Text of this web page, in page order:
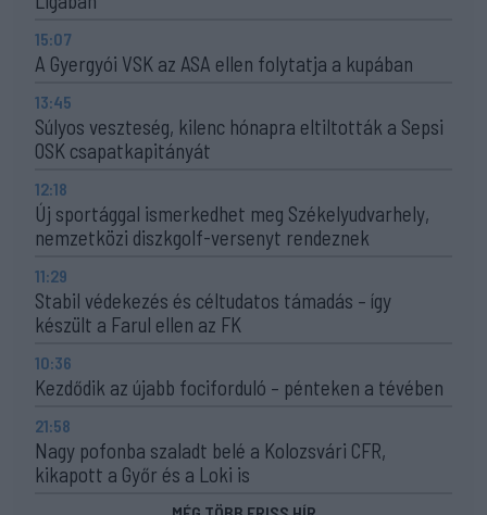
15:07
A Gyergyói VSK az ASA ellen folytatja a kupában
13:45
Súlyos veszteség, kilenc hónapra eltiltották a Sepsi
OSK csapatkapitányát
12:18
Új sportággal ismerkedhet meg Székelyudvarhely,
nemzetközi diszkgolf-versenyt rendeznek
11:29
Stabil védekezés és céltudatos támadás – így
készült a Farul ellen az FK
10:36
Kezdődik az újabb fociforduló – pénteken a tévében
21:58
Nagy pofonba szaladt belé a Kolozsvári CFR,
kikapott a Győr és a Loki is